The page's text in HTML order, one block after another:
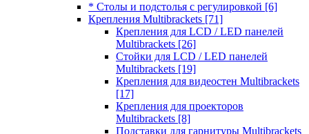
* Столы и подстолья с регулировкой [6]
Крепления Multibrackets [71]
Крепления для LCD / LED панелей
Multibrackets [26]
Стойки для LCD / LED панелей
Multibrackets [19]
Крепления для видеостен Multibrackets
[17]
Крепления для проекторов
Multibrackets [8]
Подставки для гарнитуры Multibrackets